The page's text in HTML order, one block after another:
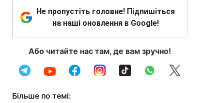
Не пропустіть головне! Підпишіться
на наші оновлення в Google!
Або читайте нас там, де вам зручно!
Більше по темі: